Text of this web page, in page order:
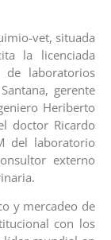
vet, situada
la licenciada
de laboratorios
gerente
Heriberto
doctor Ricardo
del laboratorio
externo
y mercadeo de
con los